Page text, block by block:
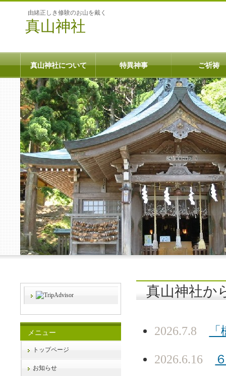
由緒正しき修験のお山を戴く
真山神社
真山神社か
2026.7.8
2026.6.16
メニュー
トップページ
お知らせ
真山神社について 特異神事 ご祈祷